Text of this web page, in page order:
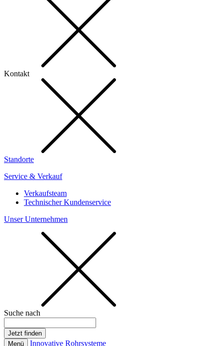
Kontakt
Standorte
Service & Verkauf
Verkaufsteam
Technischer Kundenservice
Unser Unternehmen
Suche nach
Menü Innovative Rohrsysteme